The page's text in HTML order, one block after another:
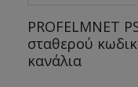
PROFELMNET
σταθερού
κανάλια